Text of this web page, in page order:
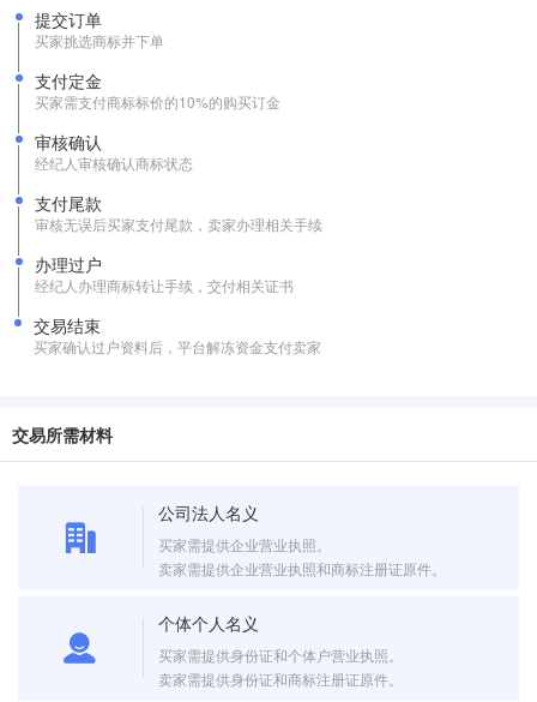
提交订单
买家挑选商标并下单
支付定金
买家需支付商标标价的10%的购买订金
审核确认
经纪人审核确认商标状态
支付尾款
审核无误后买家支付尾款，卖家办理相关手续
办理过户
经纪人办理商标转让手续，交付相关证书
交易结束
买家确认过户资料后，平台解冻资金支付卖家
交易所需材料
公司法人名义
买家需提供企业营业执照。
卖家需提供企业营业执照和商标注册证原件。
个体个人名义
买家需提供身份证和个体户营业执照。
卖家需提供身份证和商标注册证原件。